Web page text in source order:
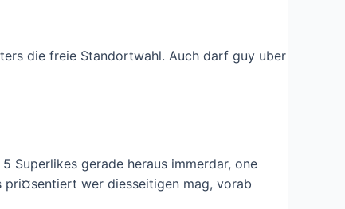
die freie Standortwahl. Auch darf guy uber
Superlikes gerade heraus immerdar, one
pri¤sentiert wer diesseitigen mag, vorab